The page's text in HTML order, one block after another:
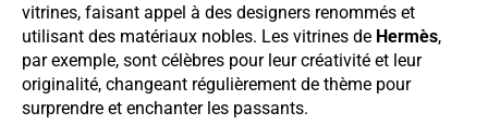
vitrines, faisant appel à des designers renommés et
utilisant des matériaux nobles. Les vitrines de Hermès,
par exemple, sont célèbres pour leur créativité et leur
originalité, changeant régulièrement de thème pour
surprendre et enchanter les passants.